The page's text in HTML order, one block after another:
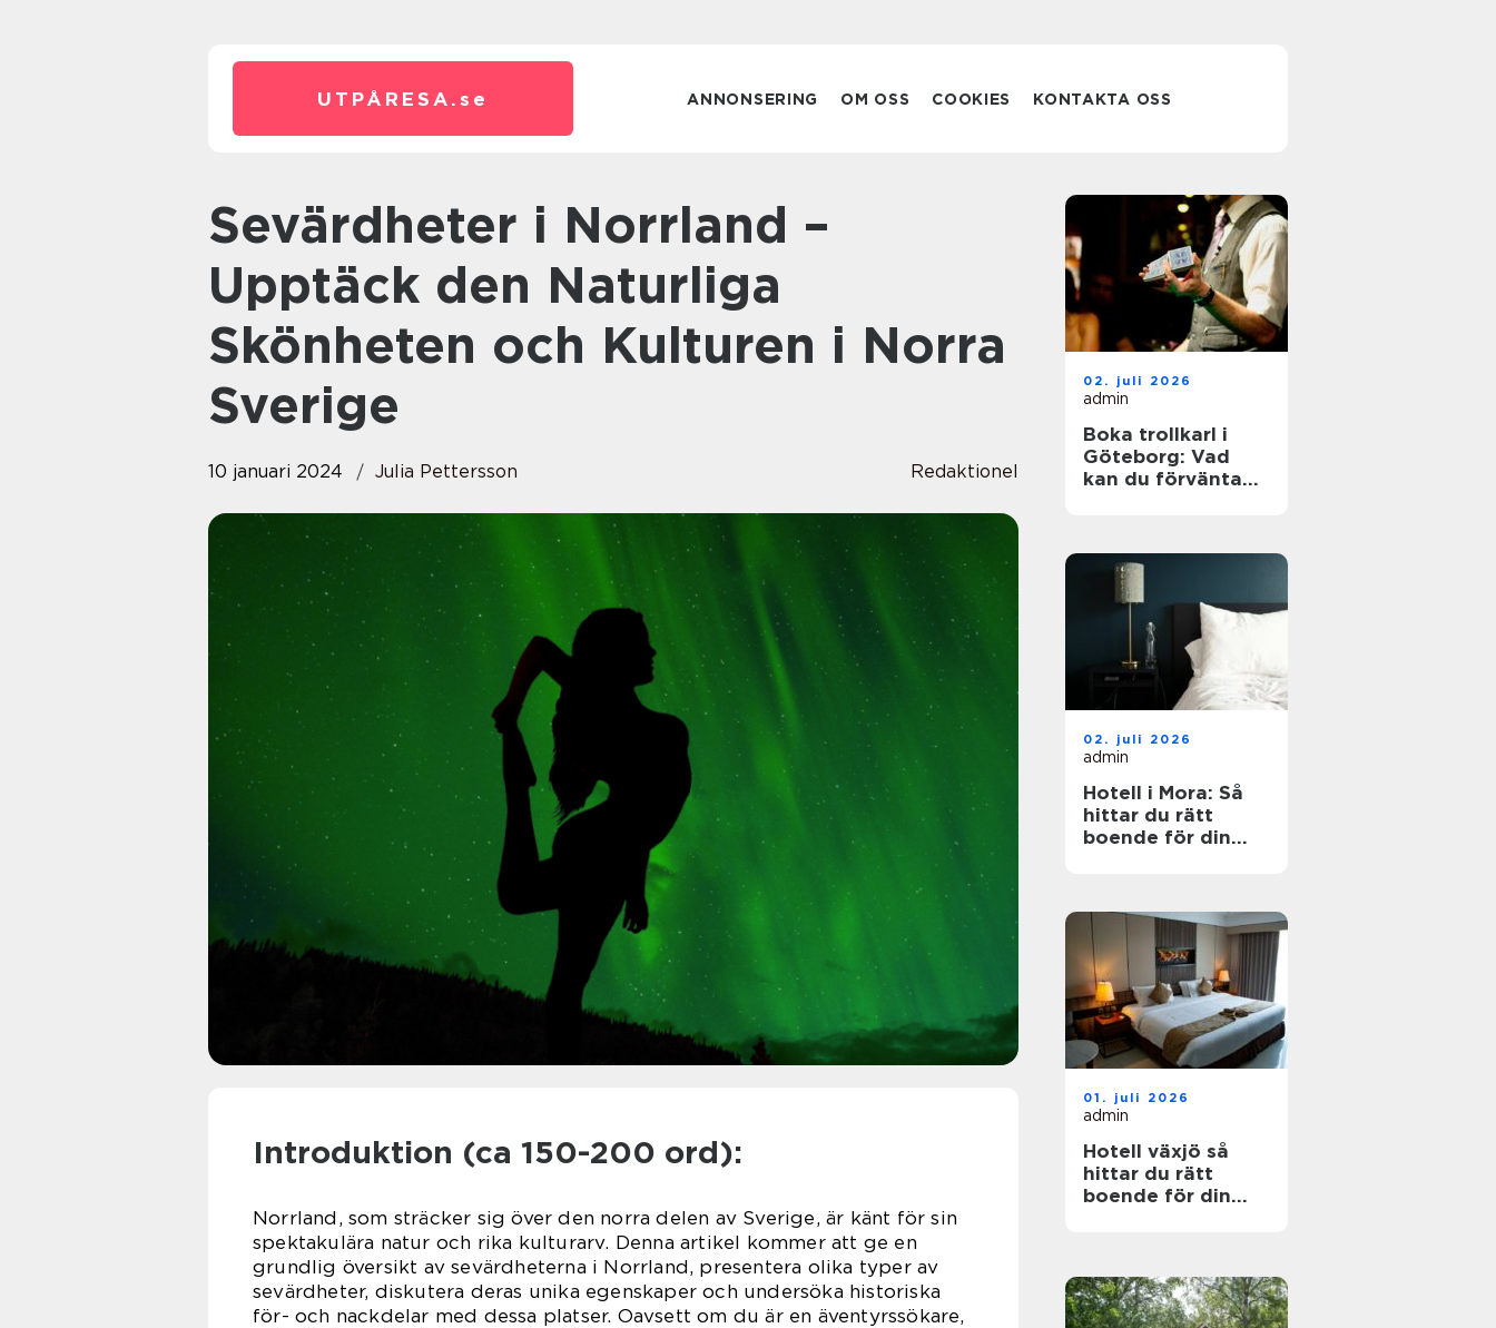
UTPÅRESA. se ANNONSERING OM OSS COOKIES KONTAKTA OSS
Sevärdheter i Norrland –
Upptäck den Naturliga
Skönheten och Kulturen i Norra
Sverige
10 januari 2024 Julia Pettersson Redaktionel
Introduktion (ca 150-200 ord):
Norrland, som sträcker sig över den norra delen av Sverige, är känt för sin
spektakulära natur och rika kulturarv. Denna artikel kommer att ge en
grundlig översikt av sevärdheterna i Norrland, presentera olika typer av
sevärdheter, diskutera deras unika egenskaper och undersöka historiska
för- och nackdelar med dessa platser. Oavsett om du är en äventyrssökare,
02. juli 2026
admin
Boka trollkarl i
Göteborg: Vad
kan du förvänta
02. juli 2026
admin
Hotell i Mora: Så
hittar du rätt
boende för din
01. juli 2026
admin
Hotell växjö så
hittar du rätt
boende för din